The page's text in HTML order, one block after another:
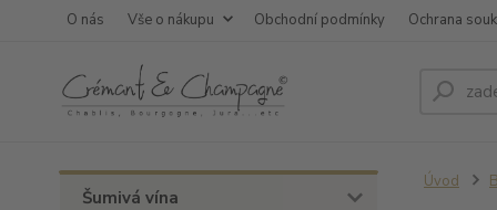
O nás Vše o nákupu Obchodní podmínky Ochrana
Šumivá vína
Úvod